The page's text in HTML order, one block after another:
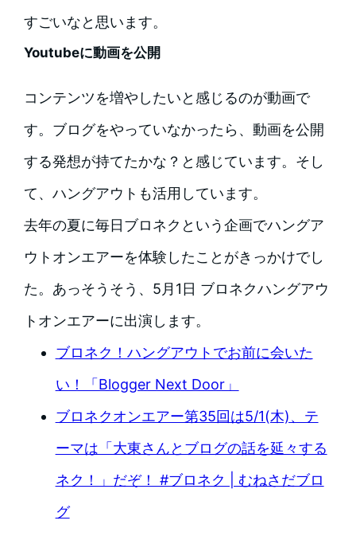
すごいなと思います。
Youtubeに動画を公開
コンテンツを増やしたいと感じるのが動画で
す。ブログをやっていなかったら、動画を公開
する発想が持てたかな？と感じています。そし
て、ハングアウトも活用しています。
去年の夏に毎日ブロネクという企画でハングア
ウトオンエアーを体験したことがきっかけでし
た。あっそうそう、5月1日 ブロネクハングアウ
トオンエアーに出演します。
ブロネク！ハングアウトでお前に会いた
い！「Blogger Next Door」
ブロネクオンエアー第35回は5/1(木)、テ
ーマは「大東さんとブログの話を延々する
ネク！」だぞ！ #ブロネク | むねさだブロ
グ